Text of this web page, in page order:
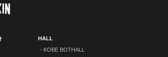
HALL
KOBE BOTHALL